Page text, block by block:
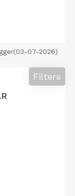
07-2026)
Filters